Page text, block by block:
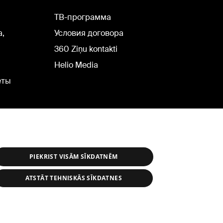
TВ-программа
Условия договора
360 Ziņu kontakti
Helio Media
PIEKRIST VISĀM SĪKDATNĒM
ATSTĀT TEHNISKĀS SĪKDATNES